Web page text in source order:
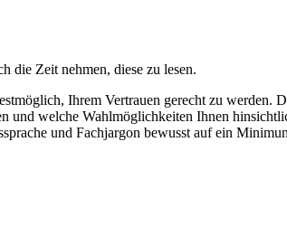
die Zeit nehmen, diese zu lesen.
Ihrem Vertrauen gerecht zu
welche Wahlmöglichkeiten Ihnen
und Fachjargon bewusst auf ein